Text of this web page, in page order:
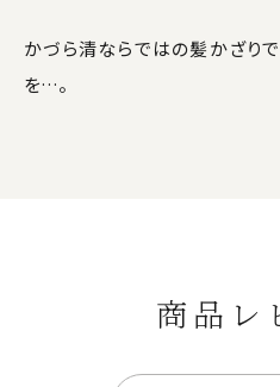
かづら清ならではの髪かざり
を…。
商品レ